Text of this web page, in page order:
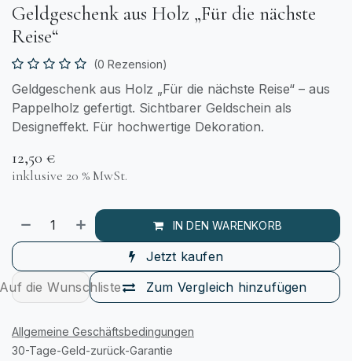
Geldgeschenk aus Holz „Für die nächste
Reise“
(0 Rezension)
Geldgeschenk aus Holz „Für die nächste Reise“ – aus
Pappelholz gefertigt. Sichtbarer Geldschein als
Designeffekt. Für hochwertige Dekoration.
12,50 €
inklusive 20 % MwSt.
IN DEN WARENKORB
Jetzt kaufen
Zum Vergleich hinzufügen
Auf die Wunschliste
Allgemeine Geschäftsbedingungen
30-Tage-Geld-zurück-Garantie